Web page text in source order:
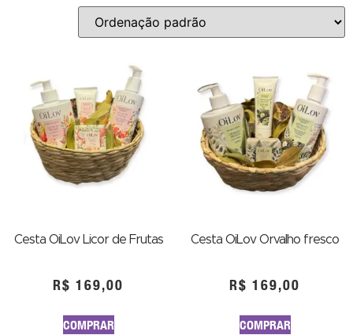
Cesta OiLov Licor de Frutas
R$ 169,00
COMPRAR
Cesta OiLov Orvalho fresco
R$ 169,00
COMPRAR